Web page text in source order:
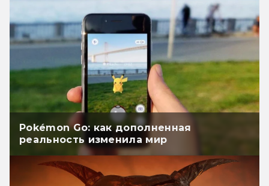
Pokémon Go: как дополненная
реальность изменила мир